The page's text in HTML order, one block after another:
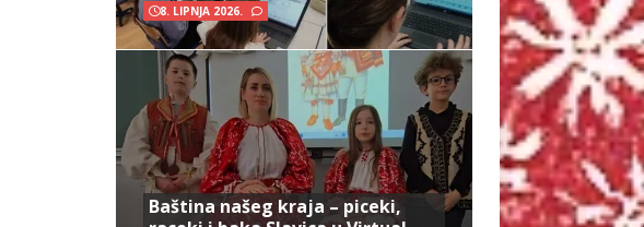
8. LIPNJA 2026.
Baština našeg kraja – piceki,